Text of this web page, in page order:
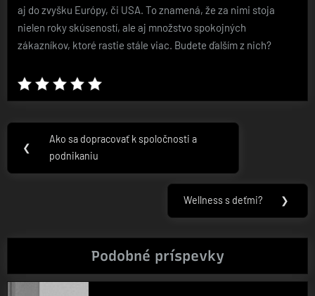
aj do zvyšku Európy, či USA. To znamená, že za nimi stoja
nielen roky skúseností, ale aj množstvo spokojných
zákazníkov, ktoré rastie stále viac. Budete ďalším z nich?
Navigace
pro
❮
Previous
Post:
Ako sa dopracovať k spoločnosti a
podnikaniu
Next
Wellness s deťmi? ❯
Podobné príspevky